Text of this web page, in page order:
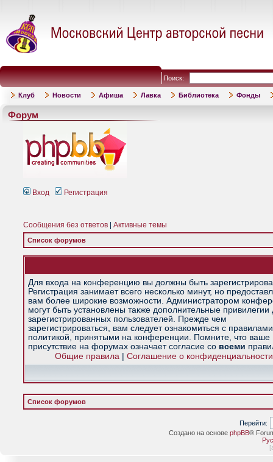
Поиск:
Клуб Новости Афиша Лавка Библиотека Фонды
Форум
Вход Регистрация
Сообщения без ответов Активные темы
Список форумов
Для входа на конференцию вы должны быть
Регистрация занимает всего несколько минут, но
вам более широкие возможности. Администратором
могут быть установлены также дополнительные привилегии
зарегистрированных пользователей. Прежде чем
зарегистрироваться, вам следует ознакомиться с
политикой, принятыми на конференции. Помните, что ваше
присутствие на форумах означает согласие со всеми
Общие правила| Соглашение о конфиденциальности
Список форумов
Перейти:
Создано на основе phpBB®
[